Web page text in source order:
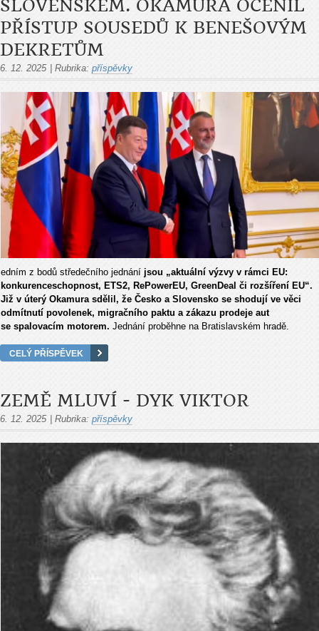
SLOVENSKEM. OKAMURA OCENIL
PŘÍSTUP SOUSEDŮ K BENEŠOVÝM
DEKRETŮM
6. 12. 2025 Rubrika: příspěvky
edním z bodů středečního jednání jsou „aktuální výzvy v rámci EU:
konkurenceschopnost, ETS2, RePowerEU, GreenDeal či rozšíření EU“.
Již v úterý Okamura sdělil, že Česko a Slovensko se shodují ve věci
odmítnutí povolenek, migračního paktu a zákazu prodeje aut
se spalovacím motorem. Jednání proběhne na Bratislavském hradě.
CELÝ PŘÍSPĚVEK
ZEMĚ MLUVÍ - DYK VIKTOR
6. 12. 2025 Rubrika: příspěvky